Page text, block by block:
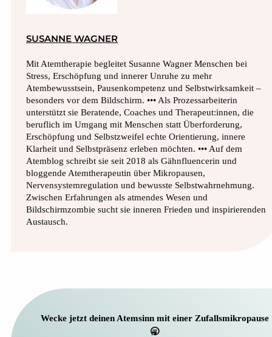
SUSANNE WAGNER
Mit Atemtherapie begleitet Susanne Wagner Menschen bei
Stress, Erschöpfung und innerer Unruhe zu mehr
Atembewusstsein, Pausenkompetenz und Selbstwirksamkeit –
besonders vor dem Bildschirm. ••• Als Prozessarbeiterin
unterstützt sie Beratende, Coaches und Therapeut:innen, die
beruflich im Umgang mit Menschen statt Überforderung,
Erschöpfung und Selbstzweifel echte Orientierung, innere
Klarheit und Selbstpräsenz erleben möchten. ••• Auf dem
Atemblog schreibt sie seit 2018 als Gähnfluencerin und
bloggende Atemtherapeutin über Mikropausen,
Nervensystemregulation und bewusste Selbstwahrnehmung.
Zwischen Erfahrungen als atmendes Wesen und
Bildschirmzombie sucht sie inneren Frieden und inspirierenden
Austausch.
Wecke jetzt deinen Atemsinn mit einer Zufallsmikropause
🥱